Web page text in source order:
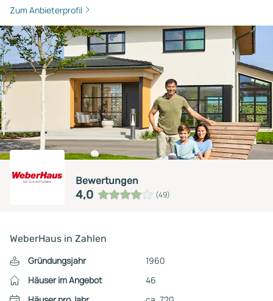
Zum Anbieterprofil
Bewertungen
4,0 (49)
WeberHaus in Zahlen
Gründungsjahr
1960
Häuser im Angebot
46